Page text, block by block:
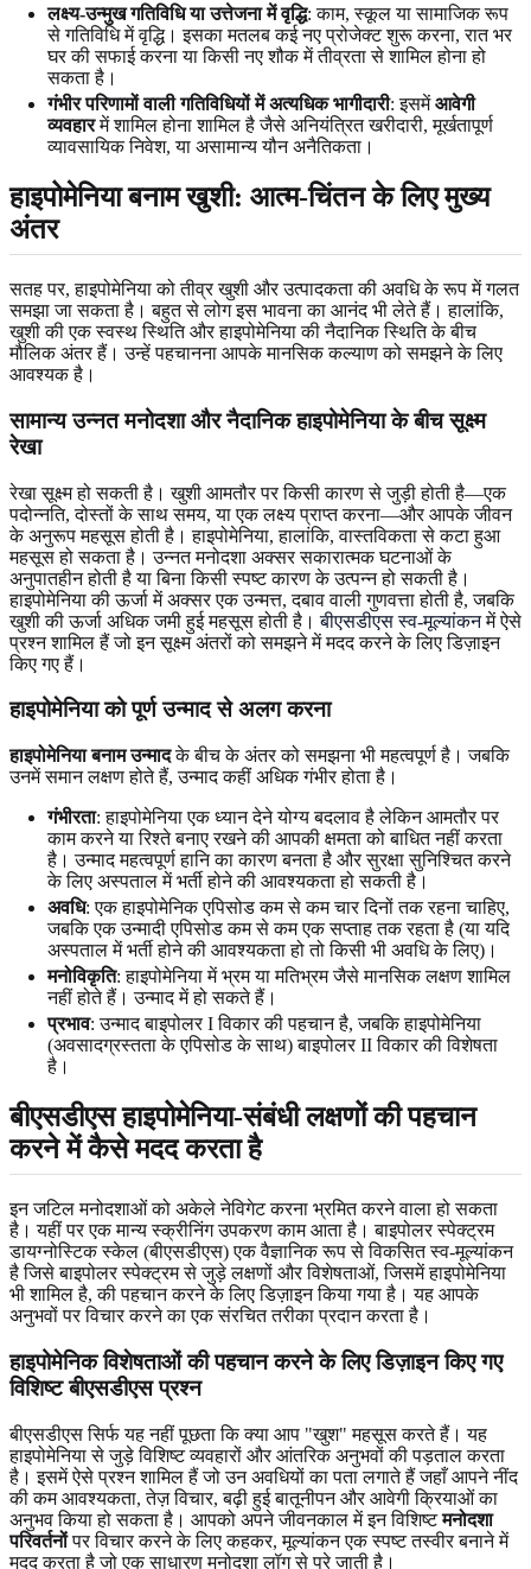
लक्ष्य-उन्मुख गतिविधि या उत्तेजना में वृद्धि: काम, स्कूल या सामाजिक रूप
से गतिविधि में वृद्धि। इसका मतलब कई नए प्रोजेक्ट शुरू करना, रात भर
घर की सफाई करना या किसी नए शौक में तीव्रता से शामिल होना हो
सकता है।
गंभीर परिणामों वाली गतिविधियों में अत्यधिक भागीदारी: इसमेंआवेगी
व्यवहारमें शामिल होना शामिल है जैसे अनियंत्रित खरीदारी, मूर्खतापूर्ण
व्यावसायिक निवेश, या असामान्य यौन अनैतिकता।
हाइपोमेनिया बनाम खुशी: आत्म-चिंतन के लिए मुख्य
अंतर
सतह पर, हाइपोमेनिया को तीव्र खुशी और उत्पादकता की अवधि के रूप में गलत
समझा जा सकता है। बहुत से लोग इस भावना का आनंद भी लेते हैं। हालांकि,
खुशी की एक स्वस्थ स्थिति और हाइपोमेनिया की नैदानिक स्थिति के बीच
मौलिक अंतर हैं। उन्हें पहचानना आपके मानसिक कल्याण को समझने के लिए
आवश्यक है।
सामान्य उन्नत मनोदशा और नैदानिक हाइपोमेनिया के बीच सूक्ष्म
रेखा
रेखा सूक्ष्म हो सकती है। खुशी आमतौर पर किसी कारण से जुड़ी होती है—एक
पदोन्नति, दोस्तों के साथ समय, या एक लक्ष्य प्राप्त करना—और आपके जीवन
के अनुरूप महसूस होती है। हाइपोमेनिया, हालांकि, वास्तविकता से कटा हुआ
महसूस हो सकता है। उन्नत मनोदशा अक्सर सकारात्मक घटनाओं के
अनुपातहीन होती है या बिना किसी स्पष्ट कारण के उत्पन्न हो सकती है।
हाइपोमेनिया की ऊर्जा में अक्सर एक उन्मत्त, दबाव वाली गुणवत्ता होती है, जबकि
खुशी की ऊर्जा अधिक जमी हुई महसूस होती है।बीएसडीएस स्व-मूल्यांकनमें ऐसे
प्रश्न शामिल हैं जो इन सूक्ष्म अंतरों को समझने में मदद करने के लिए डिज़ाइन
किए गए हैं।
हाइपोमेनिया को पूर्ण उन्माद से अलग करना
हाइपोमेनिया बनाम उन्मादके बीच के अंतर को समझना भी महत्वपूर्ण है। जबकि
उनमें समान लक्षण होते हैं, उन्माद कहीं अधिक गंभीर होता है।
गंभीरता: हाइपोमेनिया एक ध्यान देने योग्य बदलाव है लेकिन आमतौर पर
काम करने या रिश्ते बनाए रखने की आपकी क्षमता को बाधित नहीं करता
है। उन्माद महत्वपूर्ण हानि का कारण बनता है और सुरक्षा सुनिश्चित करने
के लिए अस्पताल में भर्ती होने की आवश्यकता हो सकती है।
अवधि: एक हाइपोमेनिक एपिसोड कम से कम चार दिनों तक रहना चाहिए,
जबकि एक उन्मादी एपिसोड कम से कम एक सप्ताह तक रहता है (या यदि
अस्पताल में भर्ती होने की आवश्यकता हो तो किसी भी अवधि के लिए)।
मनोविकृति: हाइपोमेनिया में भ्रम या मतिभ्रम जैसे मानसिक लक्षण शामिल
नहीं होते हैं। उन्माद में हो सकते हैं।
प्रभाव: उन्माद बाइपोलर I विकार की पहचान है, जबकि हाइपोमेनिया
(अवसादग्रस्तता के एपिसोड के साथ) बाइपोलर II विकार की विशेषता
है।
बीएसडीएस हाइपोमेनिया-संबंधी लक्षणों की पहचान
करने में कैसे मदद करता है
इन जटिल मनोदशाओं को अकेले नेविगेट करना भ्रमित करने वाला हो सकता
है। यहीं पर एक मान्य स्क्रीनिंग उपकरण काम आता है। बाइपोलर स्पेक्ट्रम
डायग्नोस्टिक स्केल (बीएसडीएस) एक वैज्ञानिक रूप से विकसित स्व-मूल्यांकन
है जिसे बाइपोलर स्पेक्ट्रम से जुड़े लक्षणों और विशेषताओं, जिसमें हाइपोमेनिया
भी शामिल है, की पहचान करने के लिए डिज़ाइन किया गया है। यह आपके
अनुभवों पर विचार करने का एक संरचित तरीका प्रदान करता है।
हाइपोमेनिक विशेषताओं की पहचान करने के लिए डिज़ाइन किए गए
विशिष्ट बीएसडीएस प्रश्न
बीएसडीएस सिर्फ यह नहीं पूछता कि क्या आप "खुश" महसूस करते हैं। यह
हाइपोमेनिया से जुड़े विशिष्ट व्यवहारों और आंतरिक अनुभवों की पड़ताल करता
है। इसमें ऐसे प्रश्न शामिल हैं जो उन अवधियों का पता लगाते हैं जहाँ आपने नींद
की कम आवश्यकता, तेज़ विचार, बढ़ी हुई बातूनीपन और आवेगी क्रियाओं का
अनुभव किया हो सकता है। आपको अपने जीवनकाल में इन विशिष्टमनोदशा
परिवर्तनोंपर विचार करने के लिए कहकर, मूल्यांकन एक स्पष्ट तस्वीर बनाने में
मदद करता है जो एक साधारण मनोदशा लॉग से परे जाती है।